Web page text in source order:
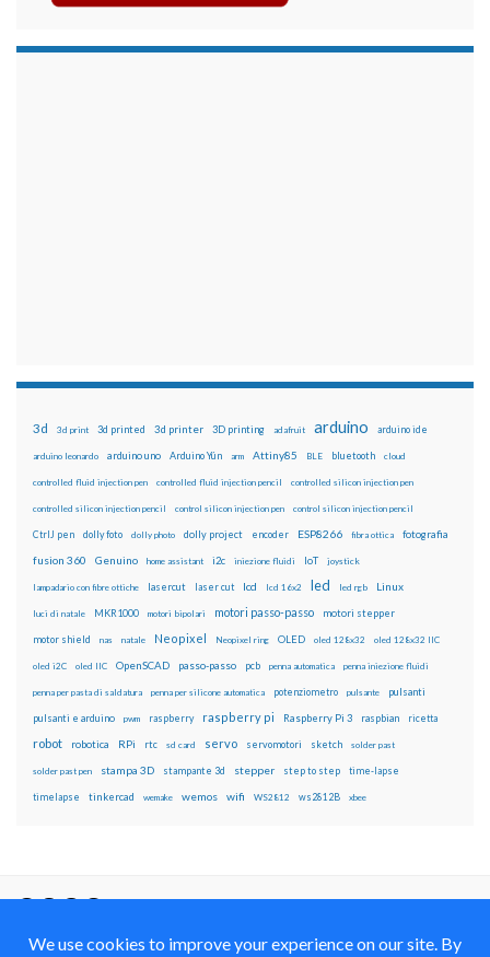
3d 3d print 3d printed 3d printer 3D printing adafruit arduino arduino ide
arduino leonardo arduino uno Arduino Yún arm Attiny85 BLE bluetooth cloud
controlled fluid injection pen controlled fluid injection pencil controlled silicon injection pen
controlled silicon injection pencil control silicon injection pen control silicon injection pencil
CtrlJ pen dolly foto dolly photo dolly project encoder ESP8266 fibra ottica fotografia
fusion 360 Genuino home assistant i2c iniezione fluidi IoT joystick
lampadario con fibre ottiche lasercut laser cut lcd lcd 16x2 led led rgb Linux
luci di natale MKR1000 motori bipolari motori passo-passo motori stepper
motor shield nas natale Neopixel Neopixel ring OLED oled 128x32 oled 128x32 IIC
oled i2C oled IIC OpenSCAD passo-passo pcb penna automatica penna iniezione fluidi
penna per pasta di saldatura penna per silicone automatica potenziometro pulsante pulsanti
pulsanti e arduino pwm raspberry raspberry pi Raspberry Pi 3 raspbian ricetta
robot robotica RPi rtc sd card servo servomotori sketch solder past
solder past pen stampa 3D stampante 3d stepper step to step time-lapse
timelapse tinkercad wemake wemos wifi WS2812 ws2812B xbee